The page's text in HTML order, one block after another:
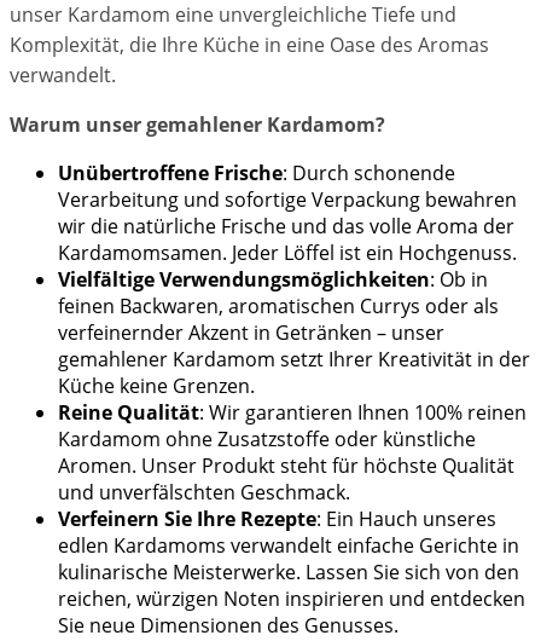
unser Kardamom eine unvergleichliche Tiefe und
Komplexität, die Ihre Küche in eine Oase des Aromas
verwandelt.
Warum unser gemahlener Kardamom?
Unübertroffene Frische: Durch schonende
Verarbeitung und sofortige Verpackung bewahren
wir die natürliche Frische und das volle Aroma der
Kardamomsamen. Jeder Löffel ist ein Hochgenuss.
Vielfältige Verwendungsmöglichkeiten: Ob in
feinen Backwaren, aromatischen Currys oder als
verfeinernder Akzent in Getränken – unser
gemahlener Kardamom setzt Ihrer Kreativität in der
Küche keine Grenzen.
Reine Qualität: Wir garantieren Ihnen 100% reinen
Kardamom ohne Zusatzstoffe oder künstliche
Aromen. Unser Produkt steht für höchste Qualität
und unverfälschten Geschmack.
Verfeinern Sie Ihre Rezepte: Ein Hauch unseres
edlen Kardamoms verwandelt einfache Gerichte in
kulinarische Meisterwerke. Lassen Sie sich von den
reichen, würzigen Noten inspirieren und entdecken
Sie neue Dimensionen des Genusses.